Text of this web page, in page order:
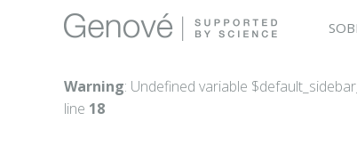
Warning: Undefined variable
line 18